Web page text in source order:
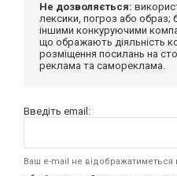
Не дозволяється:
лексики, погроз або образ;
іншими конкуруючими
що ображають діяльність
розміщення посилань на
реклама та самореклама.
Введіть email:
Ваш e-mail не відображатиметься